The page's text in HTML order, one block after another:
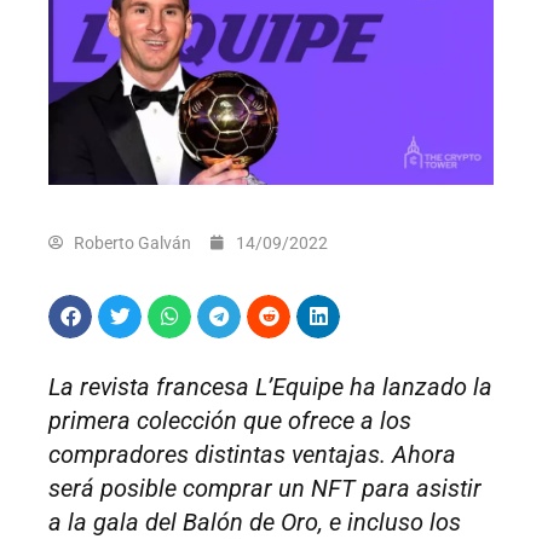
Roberto Galván 14/09/2022
La revista francesa L’Equipe ha lanzado la
primera colección que ofrece a los
compradores distintas ventajas. Ahora
será posible comprar un NFT para asistir
a la gala del Balón de Oro, e incluso los